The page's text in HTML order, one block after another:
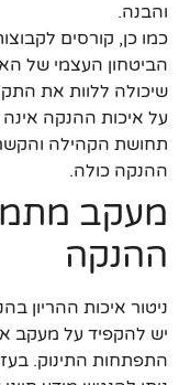
והבנה.
כמו כן, קורסים
הביטחון העצמי של
שיכולה ללוות את
על איכות ההנקה
תחושת הקהילה
ההנקה כולה.
מעקב
ההנקה
ניטור איכות ההריון
יש להקפיד על מעקב
התפתחות התינוק.